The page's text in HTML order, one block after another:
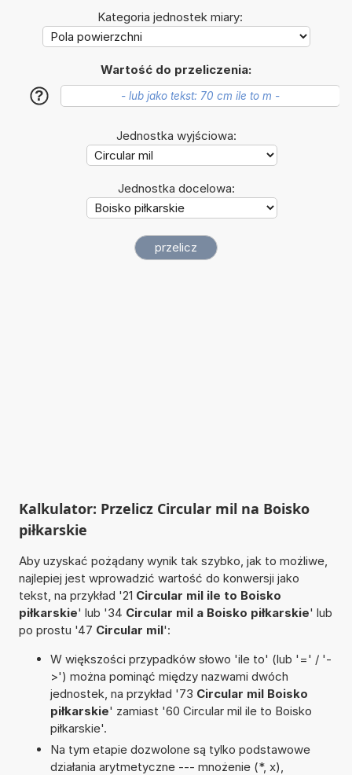
Kategoria jednostek miary:
Wartość do przeliczenia:
?
Jednostka wyjściowa:
Jednostka docelowa:
Kalkulator: Przelicz Circular mil na Boisko
piłkarskie
Aby uzyskać pożądany wynik tak szybko, jak to możliwe,
najlepiej jest wprowadzić wartość do konwersji jako
tekst, na przykład '21 Circular mil ile to Boisko
piłkarskie' lub '34 Circular mil a Boisko piłkarskie' lub
po prostu '47 Circular mil':
W większości przypadków słowo 'ile to' (lub '=' / '-
>') można pominąć między nazwami dwóch
jednostek, na przykład '73 Circular mil Boisko
piłkarskie' zamiast '60 Circular mil ile to Boisko
piłkarskie'.
Na tym etapie dozwolone są tylko podstawowe
działania arytmetyczne --- mnożenie (*, x),